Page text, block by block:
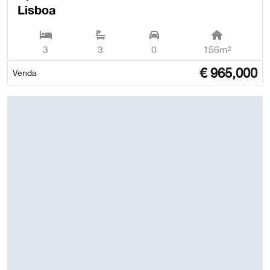
Lisboa
3 3 0 156m²
Venda €965,000